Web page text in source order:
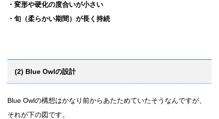
・変形や硬化の度合いが小さい
・旬（柔らかい期間）が長く持続
(2) Blue Owlの設計
Blue Owlの構想はかなり前からあたためていたそうなんですが、
それが下の図です。